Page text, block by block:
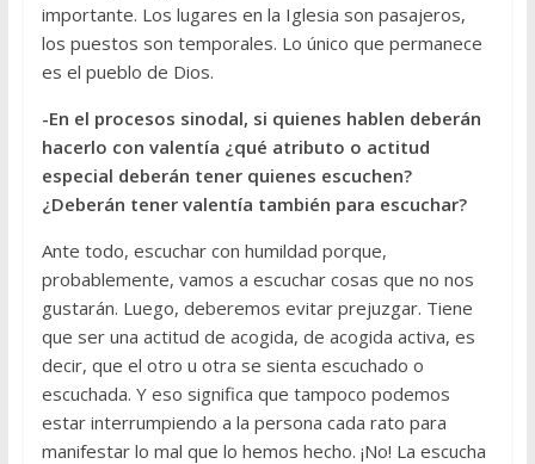
importante. Los lugares en la Iglesia son pasajeros,
los puestos son temporales. Lo único que permanece
es el pueblo de Dios.
-En el procesos sinodal, si quienes hablen deberán
hacerlo con valentía ¿qué atributo o actitud
especial deberán tener quienes escuchen?
¿Deberán tener valentía también para escuchar?
Ante todo, escuchar con humildad porque,
probablemente, vamos a escuchar cosas que no nos
gustarán. Luego, deberemos evitar prejuzgar. Tiene
que ser una actitud de acogida, de acogida activa, es
decir, que el otro u otra se sienta escuchado o
escuchada. Y eso significa que tampoco podemos
estar interrumpiendo a la persona cada rato para
manifestar lo mal que lo hemos hecho. ¡No! La escucha